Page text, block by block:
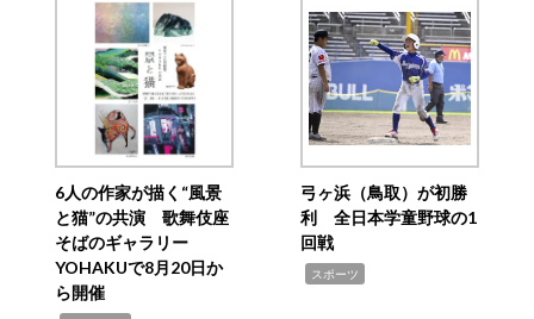
6人の作家が描く“風景
と猫”の共演 歌舞伎座
そばのギャラリー
YOHAKUで8月20日か
ら開催
弓ヶ浜（鳥取）が初勝
利 全日本学童野球の1
回戦
スポーツ